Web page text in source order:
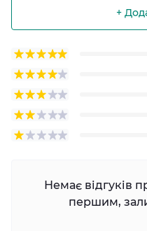
+
Немає відгуків
першим,